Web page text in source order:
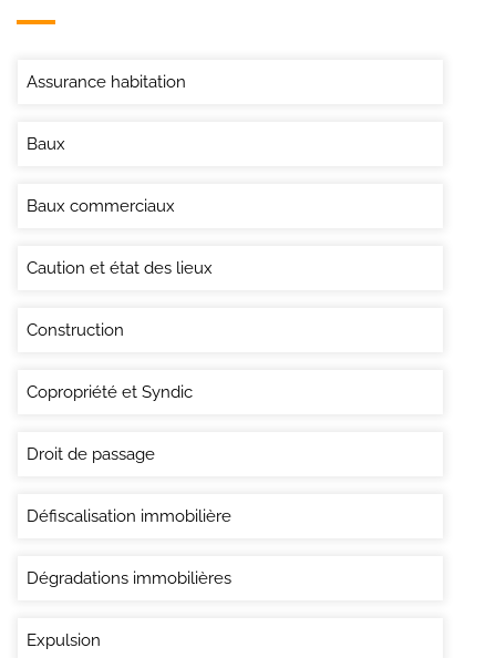
Assurance habitation
Baux
Baux commerciaux
Caution et état des lieux
Construction
Copropriété et Syndic
Droit de passage
Défiscalisation immobilière
Dégradations immobilières
Expulsion